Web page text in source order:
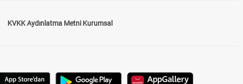
KVKK Aydınlatma Metni Kurumsal